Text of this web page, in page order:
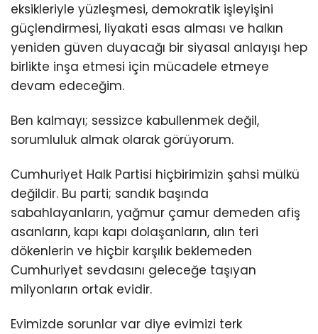
eksikleriyle yüzleşmesi, demokratik işleyişini
güçlendirmesi, liyakati esas alması ve halkın
yeniden güven duyacağı bir siyasal anlayışı hep
birlikte inşa etmesi için mücadele etmeye
devam edeceğim.
Ben kalmayı; sessizce kabullenmek değil,
sorumluluk almak olarak görüyorum.
Cumhuriyet Halk Partisi hiçbirimizin şahsi mülkü
değildir. Bu parti; sandık başında
sabahlayanların, yağmur çamur demeden afiş
asanların, kapı kapı dolaşanların, alın teri
dökenlerin ve hiçbir karşılık beklemeden
Cumhuriyet sevdasını geleceğe taşıyan
milyonların ortak evidir.
Evimizde sorunlar var diye evimizi terk